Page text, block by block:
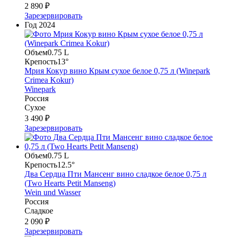
2 890 ₽
Зарезервировать
Год 2024
Объем0.75 L
Крепость13°
Мрия Кокур вино Крым сухое белое 0,75 л (Winepark
Crimea Kokur)
Winepark
Россия
Сухое
3 490 ₽
Зарезервировать
Объем0.75 L
Крепость12.5°
Два Сердца Пти Мансенг вино сладкое белое 0,75 л
(Two Hearts Petit Manseng)
Wein und Wasser
Россия
Сладкое
2 090 ₽
Зарезервировать